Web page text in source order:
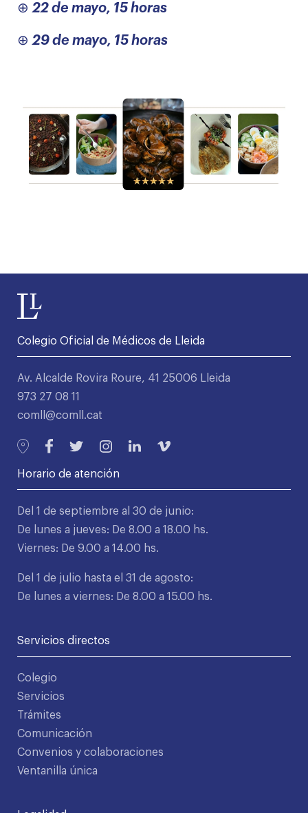
⊕22 de mayo, 15 horas
⊕29 de mayo, 15 horas
Colegio Oficial de Médicos de Lleida
Av. Alcalde Rovira Roure, 41 25006 Lleida
973 27 08 11
comll@comll.cat
Horario de atención
Del 1 de septiembre al 30 de junio:
De lunes a jueves: De 8.00 a 18.00 hs.
Viernes: De 9.00 a 14.00 hs.
Del 1 de julio hasta el 31 de agosto:
De lunes a viernes: De 8.00 a 15.00 hs.
Servicios directos
Colegio
Servicios
Trámites
Comunicación
Convenios y colaboraciones
Ventanilla única